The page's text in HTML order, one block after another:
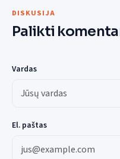
DISKUSIJA
Palikti
Vardas
El. paštas